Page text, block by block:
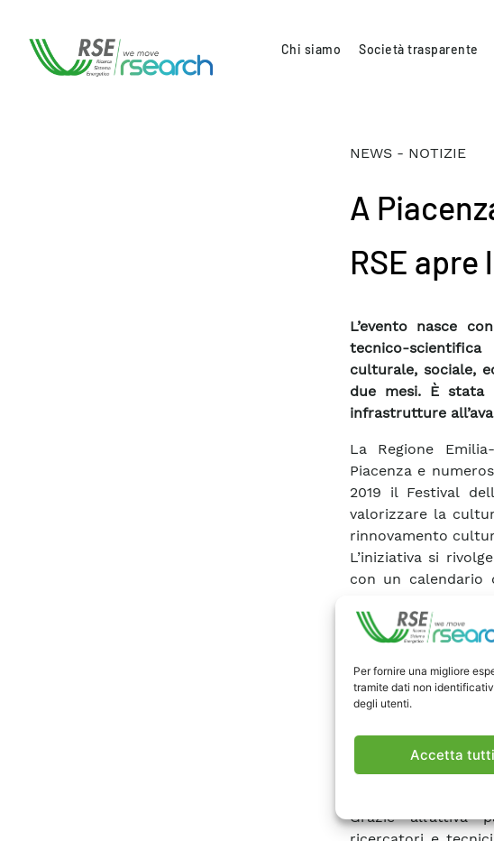
Per fornire una migliore
tramite dati non
degli utenti.
Accetta
Chi siamo Società trasparente
NEWS - NOTIZIE
A
RSE
L’evento nasce
tecnico-
culturale, sociale,
due mesi. È stata
infrastrutture
La Regione
Piacenza e
2019 il Festival
valorizzare la
rinnovamento
L’iniziativa si
con un calendario
in ambito tecnico-
saper fare e alle
La Sede RSE di
iniziativa aprendo
gruppi di ricerca
guidate ai
le elevate
infrastrutture
Grazie all’attiva